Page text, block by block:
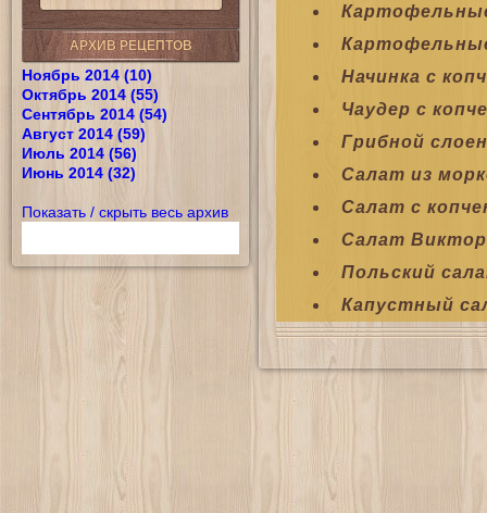
АРХИВ РЕЦЕПТОВ
Ноябрь 2014 (10)
Октябрь 2014 (55)
Сентябрь 2014 (54)
Август 2014 (59)
Июль 2014 (56)
Июнь 2014 (32)
Показать / скрыть весь архив
Начинка с
Чаудер с
Грибной
Салат из
Салат с
Салат
Польский
Капустный